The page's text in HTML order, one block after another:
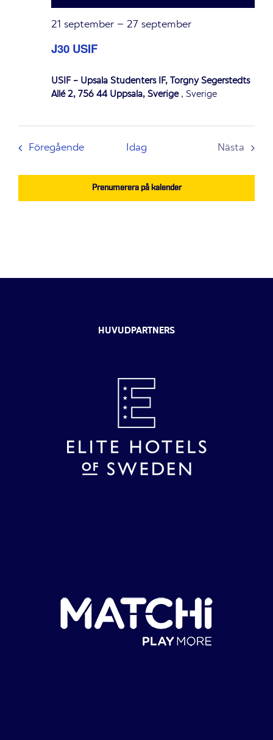
J30 USIF
21 september – 27 september
USIF - Upsala Studenters IF, Torgny Segerstedts
Allé 2, 756 44 Uppsala, Sverige, Sverige
FöregåendeEvenemang
Idag
Nästa
Prenumerera på kalender
HUVUDPARTNERS